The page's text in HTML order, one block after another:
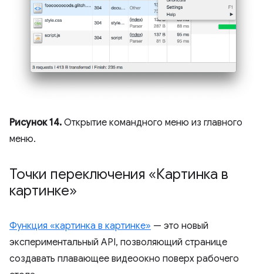
Рисунок 14. Открытие командного меню из главного
меню.
Точки переключения «Картинка в
картинке»
Функция «картинка в картинке» — это новый
экспериментальный API, позволяющий странице
создавать плавающее видеоокно поверх рабочего